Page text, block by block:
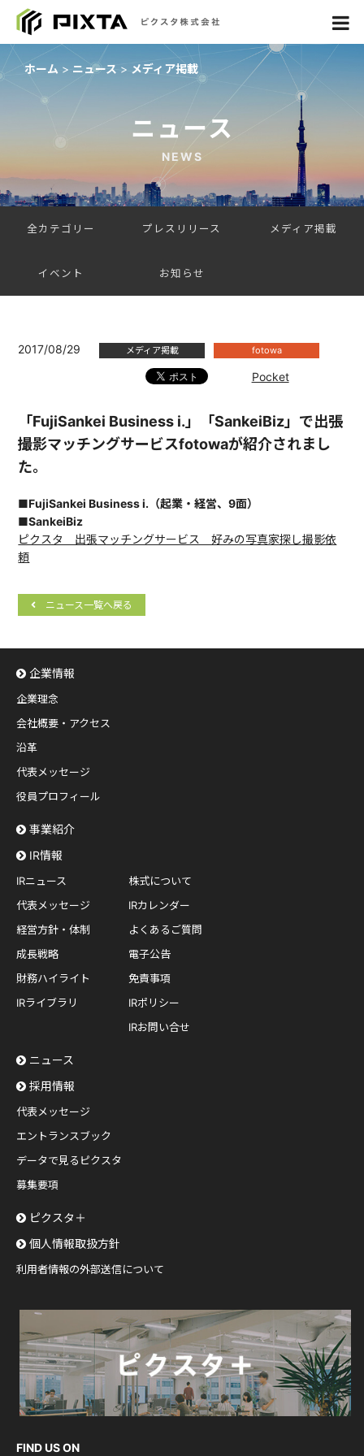
ホーム ニュース メディア掲載
ニュース
NEWS
全カテゴリー プレスリリース メディア掲載
イベント お知らせ
2017/08/29 メディア掲載 fotowa
Pocket
「FujiSankei Business i.」「SankeiBiz」で出張
撮影マッチングサービスfotowaが紹介されまし
た。
■FujiSankei Business i.（起業・経営、9面）
■SankeiBiz
ピクスタ 出張マッチングサービス 好みの写真家探し撮影依
頼
ニュース一覧へ戻る
企業情報
企業理念
会社概要・アクセス
沿革
代表メッセージ
役員プロフィール
事業紹介
IR情報
IRニュース
代表メッセージ
経営方針・体制
成長戦略
財務ハイライト
IRライブラリ
株式について
IRカレンダー
よくあるご質問
電子公告
免責事項
IRポリシー
IRお問い合せ
ニュース
採用情報
代表メッセージ
エントランスブック
データで見るピクスタ
募集要項
ピクスタ＋
個人情報取扱方針
利用者情報の外部送信について
FIND US ON